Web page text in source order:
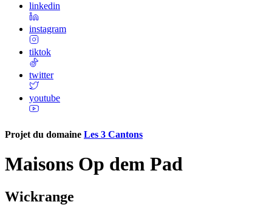
linkedin
instagram
tiktok
twitter
youtube
Projet du domaine Les 3 Cantons
Maisons Op dem Pad
Wickrange